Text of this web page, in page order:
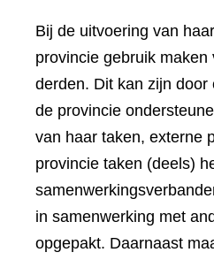
Bij de uitvoering van
provincie gebruik maken
derden. Dit kan zijn
de provincie
van haar taken, externe
provincie taken (deels)
in samenwerking met
opgepakt. Daarnaast